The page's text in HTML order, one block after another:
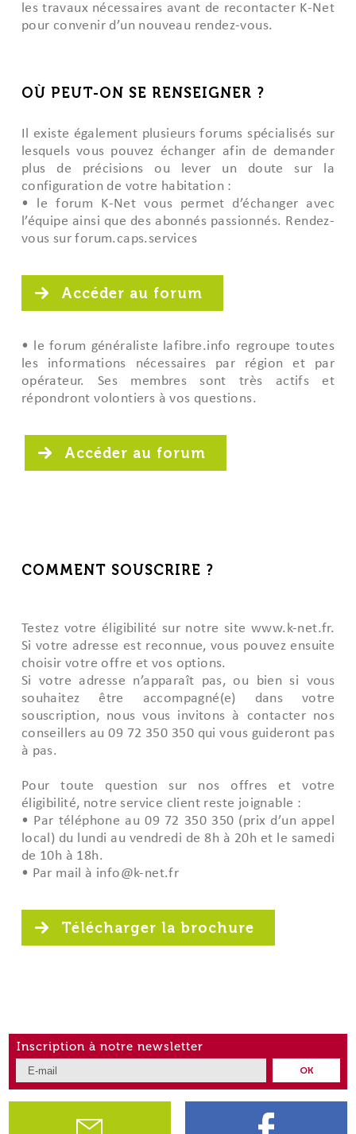
les travaux nécessaires avant de recontacter K-Net
pour convenir d’un nouveau rendez-vous.
OÙ PEUT-ON SE RENSEIGNER ?
Il existe également plusieurs forums spécialisés sur
lesquels vous pouvez échanger afin de demander
plus de précisions ou lever un doute sur la
configuration de votre habitation :
• le forum K-Net vous permet d’échanger avec
l’équipe ainsi que des abonnés passionnés. Rendez-
vous sur forum.caps.services
Accéder au forum
• le forum généraliste lafibre.info regroupe toutes
les informations nécessaires par région et par
opérateur. Ses membres sont très actifs et
répondront volontiers à vos questions.
Accéder au forum
COMMENT SOUSCRIRE ?
Testez votre éligibilité sur notre site www.k-net.fr.
Si votre adresse est reconnue, vous pouvez ensuite
choisir votre offre et vos options.
Si votre adresse n’apparaît pas, ou bien si vous
souhaitez être accompagné(e) dans votre
souscription, nous vous invitons à contacter nos
conseillers au 09 72 350 350 qui vous guideront pas
à pas.
Pour toute question sur nos offres et votre
éligibilité, notre service client reste joignable :
• Par téléphone au 09 72 350 350 (prix d’un appel
local) du lundi au vendredi de 8h à 20h et le samedi
de 10h à 18h.
• Par mail à info@k-net.fr
Télécharger la brochure
Inscription à notre newsletter
OK